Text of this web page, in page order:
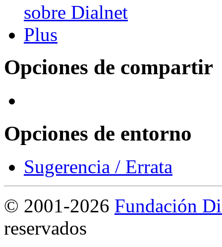
Opciones de compartir
Opciones de entorno
Sugerencia / Errata
© 2001-2026 Fundación
reservados